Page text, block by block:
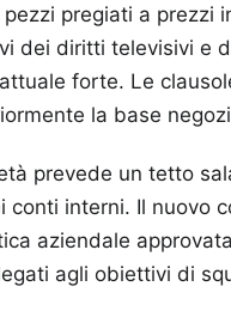
pregiati a prezzi
dei diritti televisivi e
forte. Le
la base
prevede un tetto
conti interni. Il nuovo
aziendale
agli obiettivi di